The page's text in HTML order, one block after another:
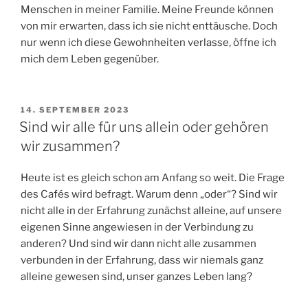
Menschen in meiner Familie. Meine Freunde können
von mir erwarten, dass ich sie nicht enttäusche. Doch
nur wenn ich diese Gewohnheiten verlasse, öffne ich
mich dem Leben gegenüber.
VERÖFFENTLICHT
AM
14. SEPTEMBER 2023
Sind wir alle für uns allein oder gehören
wir zusammen?
Heute ist es gleich schon am Anfang so weit. Die Frage
des Cafés wird befragt. Warum denn „oder“? Sind wir
nicht alle in der Erfahrung zunächst alleine, auf unsere
eigenen Sinne angewiesen in der Verbindung zu
anderen? Und sind wir dann nicht alle zusammen
verbunden in der Erfahrung, dass wir niemals ganz
alleine gewesen sind, unser ganzes Leben lang?